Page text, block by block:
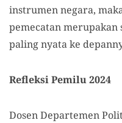
instrumen negara,
pemecatan merupakan
paling nyata ke
Refleksi Pemilu 2024
Dosen Departemen